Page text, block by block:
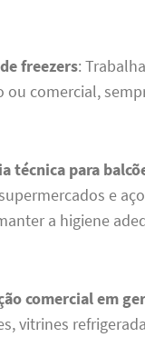
freezers:
ou comercial,
técnica para
e
a higiene
comercial em
vitrines